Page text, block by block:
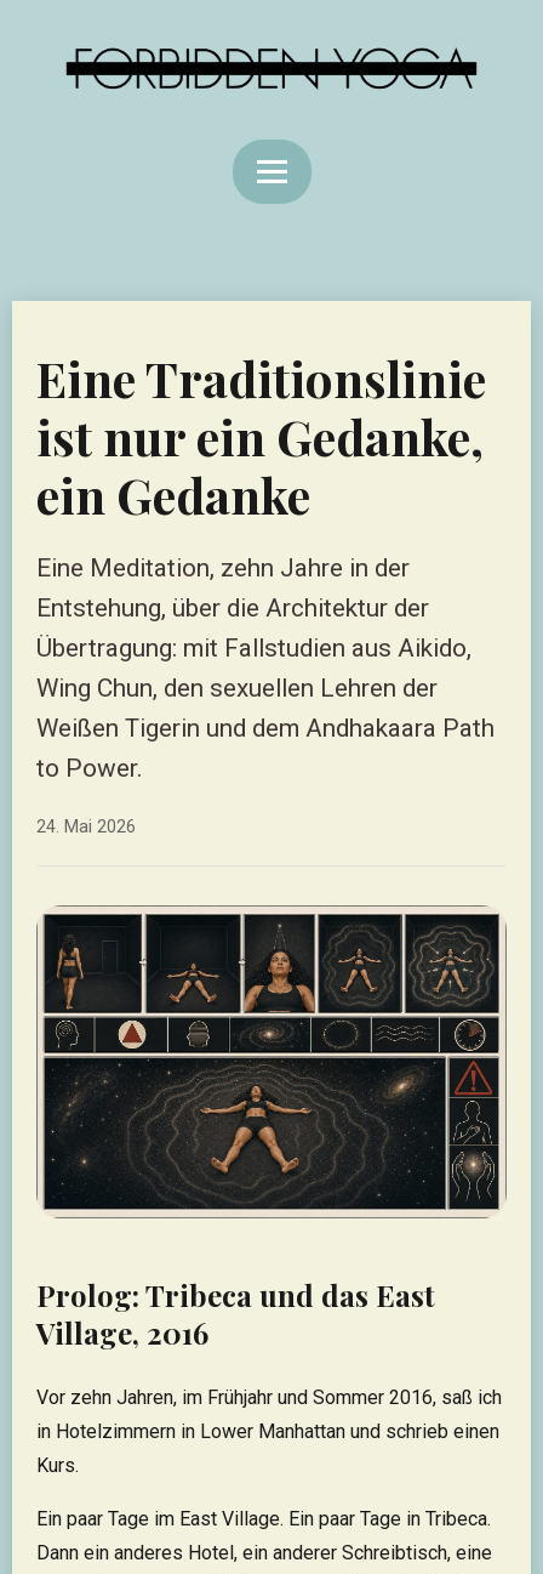
Eine Traditionslinie
ist nur ein Gedanke,
ein Gedanke
Eine Meditation, zehn Jahre in der
Entstehung, über die Architektur der
Übertragung: mit Fallstudien aus Aikido,
Wing Chun, den sexuellen Lehren der
Weißen Tigerin und dem Andhakaara Path
to Power.
24. Mai 2026
Prolog: Tribeca und das East
Village, 2016
Vor zehn Jahren, im Frühjahr und Sommer 2016, saß ich
in Hotelzimmern in Lower Manhattan und schrieb einen
Kurs.
Ein paar Tage im East Village. Ein paar Tage in Tribeca.
Dann ein anderes Hotel, ein anderer Schreibtisch, eine